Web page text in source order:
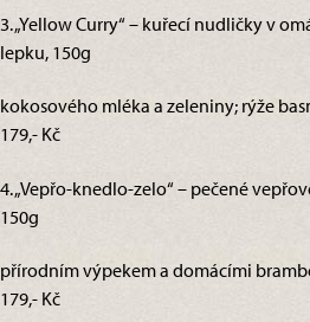
3. „Yellow Curry“ – kuřecí nudličky v
lepku, 150g
kokosového mléka a zeleniny; rýže
179,- Kč
4. „Vepřo-knedlo-zelo“ – pečené
150g
přírodním výpekem a domácími
179,- Kč